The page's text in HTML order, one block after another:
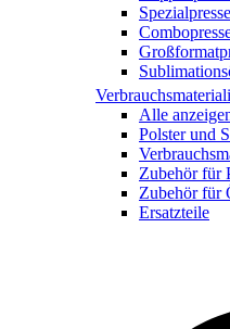
Alle
Polster und
Zubehör für
Zubehör für
Ersatzteile